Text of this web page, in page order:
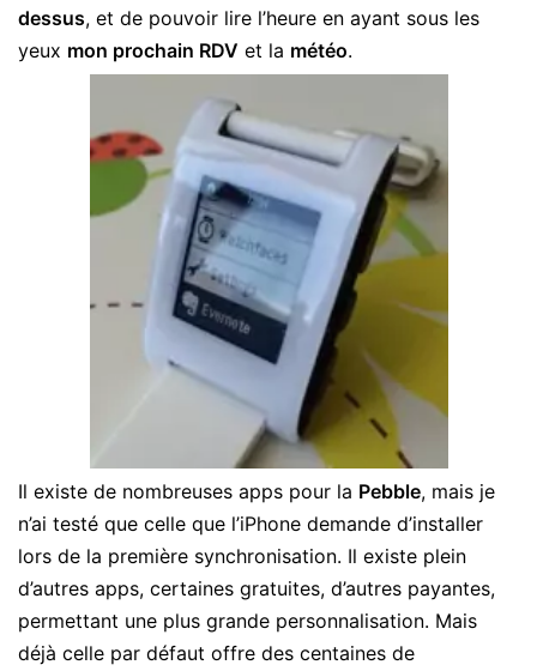
dessus, et de pouvoir lire l’heure en ayant sous les
yeux mon prochain RDV et la météo.
Il existe de nombreuses apps pour la Pebble, mais je
n’ai testé que celle que l’iPhone demande d’installer
lors de la première synchronisation. Il existe plein
d’autres apps, certaines gratuites, d’autres payantes,
permettant une plus grande personnalisation. Mais
déjà celle par défaut offre des centaines de